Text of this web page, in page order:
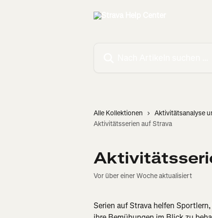
Alle Kollektionen Aktivitätsanalyse
Aktivitätsserien auf Strava
Vor über einer Woche aktualisiert
Serien auf Strava helfen